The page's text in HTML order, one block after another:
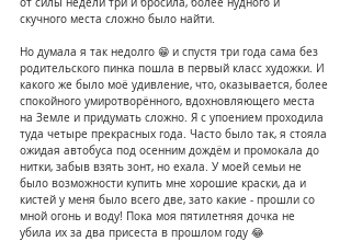
скучного места сложно было найти.
Но думала я так недолго 😁 и спустя три года сама без
родительского пинка пошла в первый класс художки. И
какого же было моё удивление, что, оказывается, более
спокойного умиротворённого, вдохновляющего места
на Земле и придумать сложно. Я с упоением проходила
туда четыре прекрасных года. Часто было так, я стояла
ожидая автобуса под осенним дождём и промокала до
нитки, забыв взять зонт, но ехала. У моей семьи не
было возможности купить мне хорошие краски, да и
кистей у меня было всего две, зато какие - прошли со
мной огонь и воду! Пока моя пятилетняя дочка не
убила их за два присеста в прошлом году 😂